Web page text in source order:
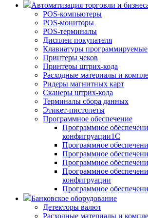
Автоматизация торговли и
POS-компьютеры
POS-мониторы
POS-терминалы
Дисплеи покупателя
Клавиатуры программируемые
Принтеры чеков
Принтеры штрих-кода
Расходные материалы и
Ридеры магнитных карт
Сканеры штрих-кода
Терминалы сбора данных
Этикет-пистолеты
Программное обеспечение
Программное
конфигруации1С
Программное
Программное
Программное
Программное
конфигруации
Программное
Банковское оборудование
Детекторы валют
Расходные материалы и